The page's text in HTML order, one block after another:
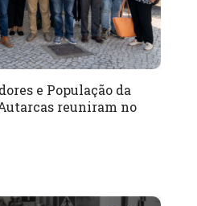
e População da
reuniram no